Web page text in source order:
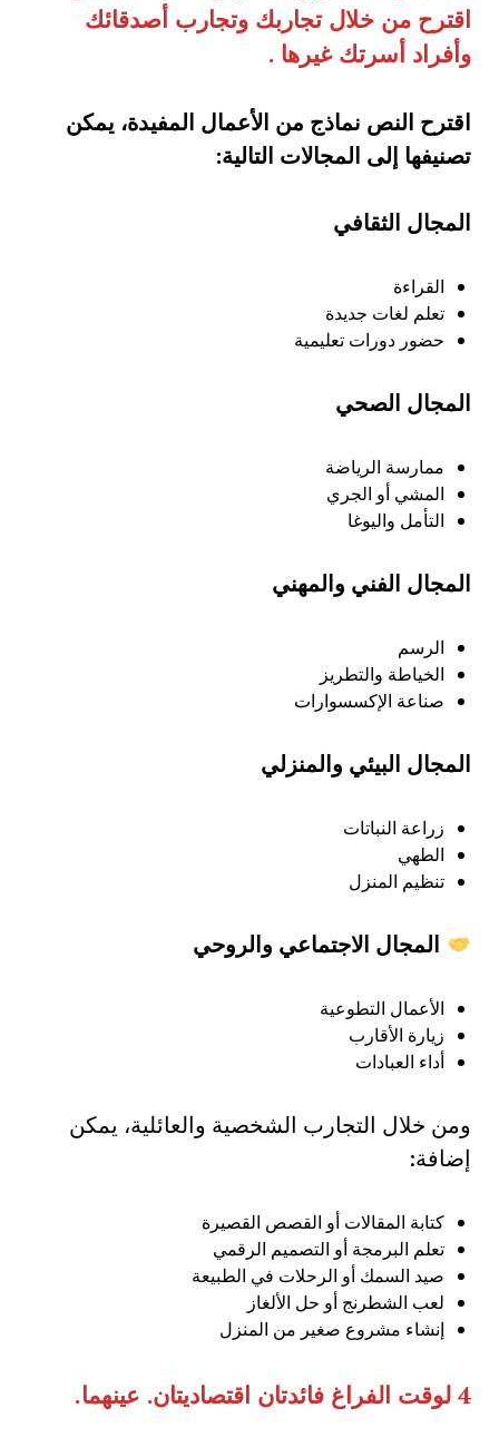
اقترح من خلال تجاربك وتجارب أصدقائك
وأفراد أسرتك غيرها .
اقترح النص نماذج من الأعمال المفيدة، يمكن
تصنيفها إلى المجالات التالية:
المجال الثقافي
القراءة
تعلم لغات جديدة
حضور دورات تعليمية
المجال الصحي
ممارسة الرياضة
المشي أو الجري
التأمل واليوغا
المجال الفني والمهني
الرسم
الخياطة والتطريز
صناعة الإكسسوارات
المجال البيئي والمنزلي
زراعة النباتات
الطهي
تنظيم المنزل
المجال الاجتماعي والروحي
الأعمال التطوعية
زيارة الأقارب
أداء العبادات
ومن خلال التجارب الشخصية والعائلية، يمكن
إضافة:
كتابة المقالات أو القصص القصيرة
تعلم البرمجة أو التصميم الرقمي
صيد السمك أو الرحلات في الطبيعة
لعب الشطرنج أو حل الألغاز
إنشاء مشروع صغير من المنزل
4 لوقت الفراغ فائدتان اقتصاديتان. عينهما.